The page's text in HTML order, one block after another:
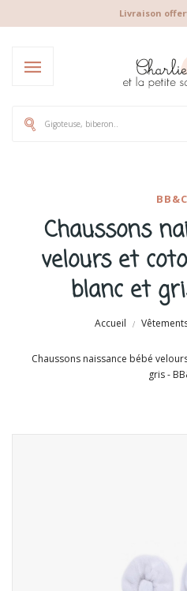
Livraison
Chaussons
velours et
blanc et
Accueil
Chaussons naissance bébé
gris -